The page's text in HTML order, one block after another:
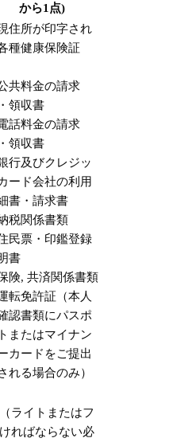
から1点)
住所が印字され
種健康保険証
共料金の請求
領収書
話料金の請求
領収書
行及びクレジッ
ード会社の利用
書・請求書
税関係書類
民票・印鑑登録
書
険, 共済関係書類
転免許証（本人
認書類にパスポ
またはマイナン
カードをご提出
れる場合のみ）
ライトまたはフ
ればならない必